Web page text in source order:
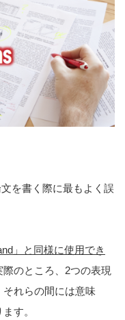
を書く際に最もよく誤
」と同様に使用でき
際のところ、2つの表現
れらの間には意味
す。